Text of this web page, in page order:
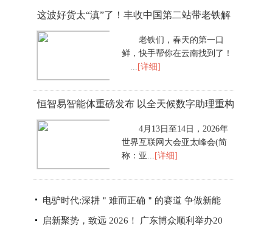
这波好货太“滇”了！丰收中国第二站带老铁解
老铁们，春天的第一口
鲜，快手帮你在云南找到了！
... [详细]
恒智易智能体重磅发布 以全天候数字助理重构
4月13日至14日，2026年
世界互联网大会亚太峰会(简
称：亚... [详细]
电驴时代:深耕＂难而正确＂的赛道 争做新能
启新聚势，致远 2026！ 广东博众顺利举办20